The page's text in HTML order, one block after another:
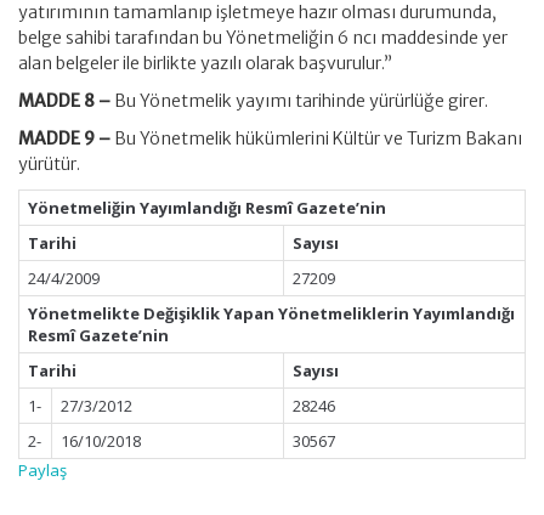
yatırımının tamamlanıp işletmeye hazır olması durumunda,
belge sahibi tarafından bu Yönetmeliğin 6 ncı maddesinde yer
alan belgeler ile birlikte yazılı olarak başvurulur.”
MADDE 8 – Bu Yönetmelik yayımı tarihinde yürürlüğe girer.
MADDE 9 – Bu Yönetmelik hükümlerini Kültür ve Turizm Bakanı
yürütür.
Yönetmeliğin Yayımlandığı Resmî Gazete’nin
Tarihi
Sayısı
24/4/2009
27209
Yönetmelikte Değişiklik Yapan Yönetmeliklerin Yayımlandığı
Resmî Gazete’nin
Tarihi
Sayısı
1-
27/3/2012
28246
2-
16/10/2018
30567
Paylaş